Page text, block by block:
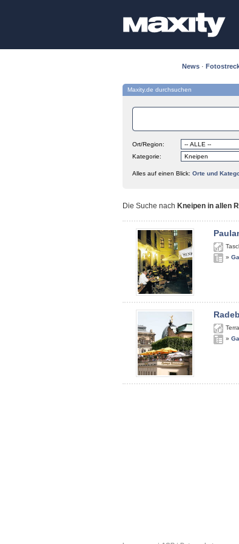
News ·
Maxity.de durchsuchen
Ort/Region:
Kategorie:
Alles auf einen Blick: Orte und
Die Suche nach Kneipen in allen
»
»